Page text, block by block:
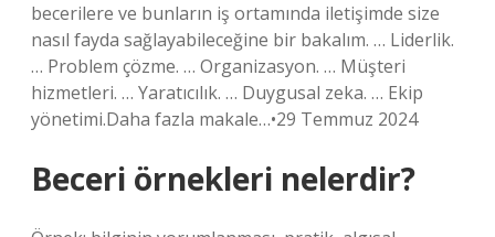
becerilere ve bunların iş ortamında iletişimde size
nasıl fayda sağlayabileceğine bir bakalım. … Liderlik.
… Problem çözme. … Organizasyon. … Müşteri
hizmetleri. … Yaratıcılık. … Duygusal zeka. … Ekip
yönetimi.Daha fazla makale…•29 Temmuz 2024
Beceri örnekleri nelerdir?